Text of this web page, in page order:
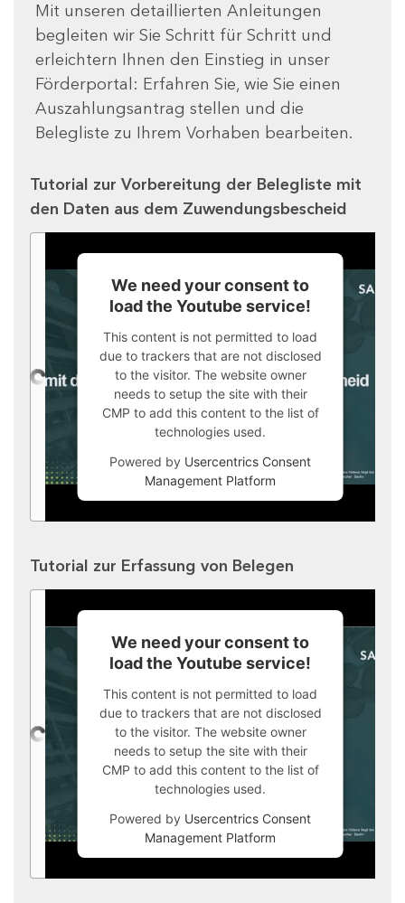
Mit unseren detaillierten Anleitungen
begleiten wir Sie Schritt für Schritt und
erleichtern Ihnen den Einstieg in unser
Förderportal: Erfahren Sie, wie Sie einen
Auszahlungsantrag stellen und die
Belegliste zu Ihrem Vorhaben bearbeiten.
Tutorial zur Vorbereitung der Belegliste mit
den Daten aus dem Zuwendungsbescheid
We need your consent to
load the Youtube service!
This content is not permitted to load
due to trackers that are not disclosed
to the visitor. The website owner
needs to setup the site with their
CMP to add this content to the list of
technologies used.
Powered by Usercentrics Consent
Management Platform
Tutorial zur Erfassung von Belegen
We need your consent to
load the Youtube service!
This content is not permitted to load
due to trackers that are not disclosed
to the visitor. The website owner
needs to setup the site with their
CMP to add this content to the list of
technologies used.
Powered by Usercentrics Consent
Management Platform